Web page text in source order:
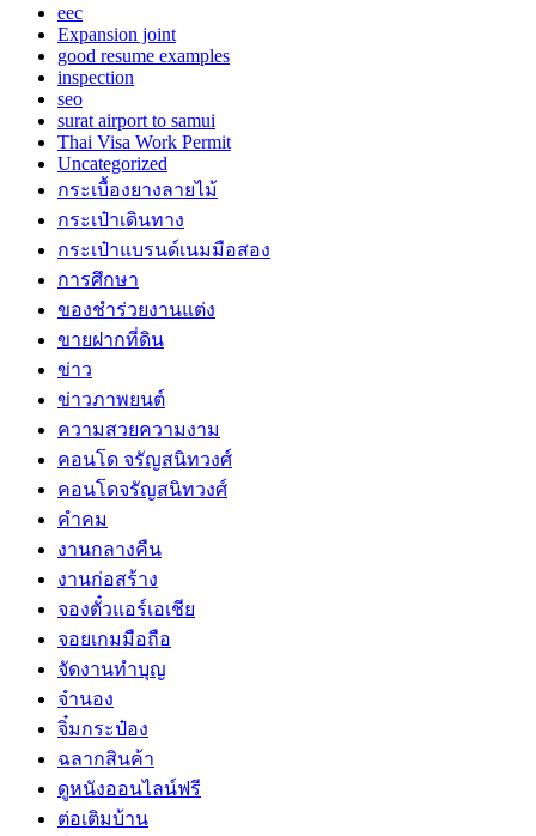
eec
Expansion joint
good resume examples
inspection
seo
surat airport to samui
Thai Visa Work Permit
Uncategorized
กระเบื้องยางลายไม้
กระเป๋าเดินทาง
กระเป๋าแบรนด์เนมมือสอง
การศึกษา
ของชำร่วยงานแต่ง
ขายฝากที่ดิน
ข่าว
ข่าวภาพยนต์
ความสวยความงาม
คอนโด จรัญสนิทวงศ์
คอนโดจรัญสนิทวงศ์
คำคม
งานกลางคืน
งานก่อสร้าง
จองตั๋วแอร์เอเชีย
จอยเกมมือถือ
จัดงานทำบุญ
จำนอง
จิ๋มกระป๋อง
ฉลากสินค้า
ดูหนังออนไลน์ฟรี
ต่อเติมบ้าน